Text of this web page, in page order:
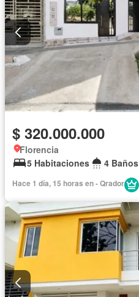
$ 320.000.000
Florencia
5 Habitaciones
4 Baños
Hace 1 día, 15 horas en - Qrador